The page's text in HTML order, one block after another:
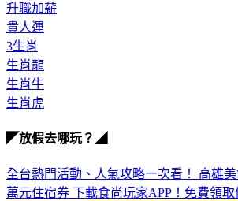
升職加薪
貴人運
3生肖
生肖龍
生肖牛
生肖虎
◤放假去哪玩？◢
全台熱門活動、人氣攻略一次看！ 高雄
萬元住宿券 下載食尚玩家APP！免費領取